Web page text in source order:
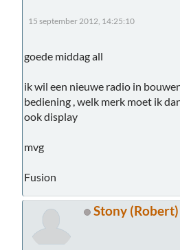
15 september 2012, 14:25:10
goede middag all
ik wil een nieuwe radio in
bediening , welk merk moet ik
ook display
mvg
Fusion
Stony (Robert)